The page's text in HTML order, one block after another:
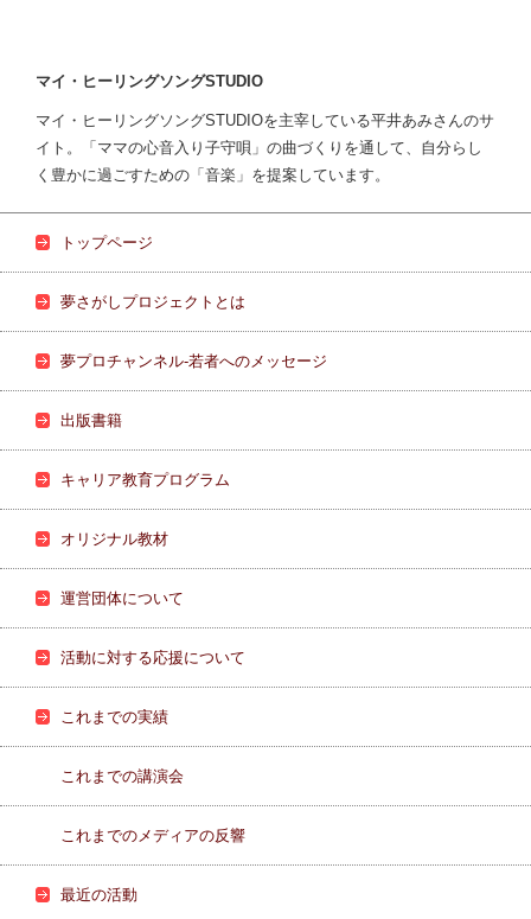
マイ・ヒーリングソングSTUDIO
マイ・ヒーリングソングSTUDIOを主宰している平井あみさんのサ
イト。「ママの心音入り子守唄」の曲づくりを通して、自分らし
く豊かに過ごすための「音楽」を提案しています。
トップページ
夢さがしプロジェクトとは
夢プロチャンネル-若者へのメッセージ
出版書籍
キャリア教育プログラム
オリジナル教材
運営団体について
活動に対する応援について
これまでの実績
これまでの講演会
これまでのメディアの反響
最近の活動